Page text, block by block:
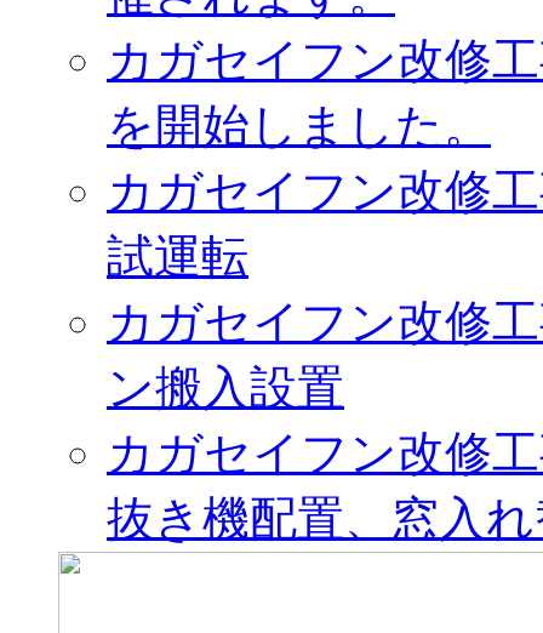
カガセイフン改修
を開始しました。
カガセイフン改修
試運転
カガセイフン改修
ン搬入設置
カガセイフン改修
抜き機配置、窓入